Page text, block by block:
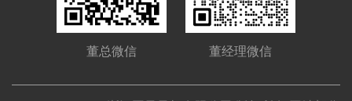
董总微信 董经理微信